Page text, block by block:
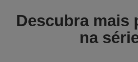
Descubra mais
na